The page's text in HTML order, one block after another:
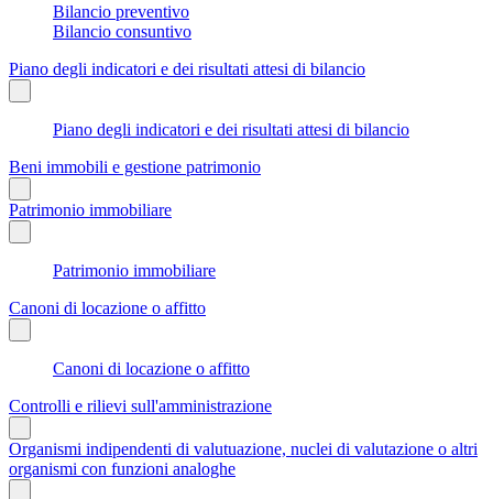
Bilancio preventivo
Bilancio consuntivo
Piano degli indicatori e dei risultati attesi di bilancio
Piano degli indicatori e dei risultati attesi di bilancio
Beni immobili e gestione patrimonio
Patrimonio immobiliare
Patrimonio immobiliare
Canoni di locazione o affitto
Canoni di locazione o affitto
Controlli e rilievi sull'amministrazione
Organismi indipendenti di valutuazione, nuclei di valutazione o altri
organismi con funzioni analoghe